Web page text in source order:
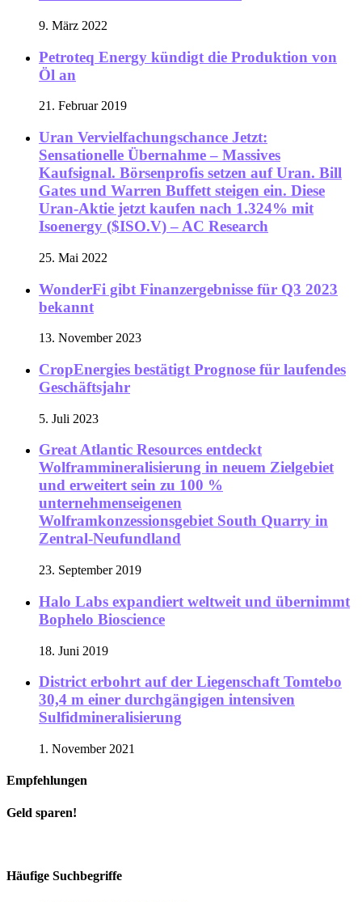
9. März 2022
Petroteq Energy kündigt die Produktion von
Öl an
21. Februar 2019
Uran Vervielfachungschance Jetzt:
Sensationelle Übernahme – Massives
Kaufsignal. Börsenprofis setzen auf Uran. Bill
Gates und Warren Buffett steigen ein. Diese
Uran-Aktie jetzt kaufen nach 1.324% mit
Isoenergy ($ISO.V) – AC Research
25. Mai 2022
WonderFi gibt Finanzergebnisse für Q3 2023
bekannt
13. November 2023
CropEnergies bestätigt Prognose für laufendes
Geschäftsjahr
5. Juli 2023
Great Atlantic Resources entdeckt
Wolframmineralisierung in neuem Zielgebiet
und erweitert sein zu 100 %
unternehmenseigenen
Wolframkonzessionsgebiet South Quarry in
Zentral-Neufundland
23. September 2019
Halo Labs expandiert weltweit und übernimmt
Bophelo Bioscience
18. Juni 2019
District erbohrt auf der Liegenschaft Tomtebo
30,4 m einer durchgängigen intensiven
Sulfidmineralisierung
1. November 2021
Empfehlungen
Geld sparen!
Häufige Suchbegriffe